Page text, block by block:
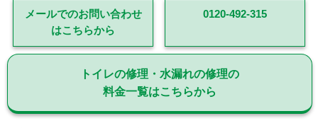
メールでのお問い合わせ
はこちらから
0120-492-315
トイレの修理・水漏れの修理の
料金一覧はこちらから